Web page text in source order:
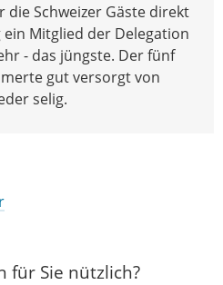
die Schweizer Gäste direkt
ein Mitglied der Delegation
- das jüngste. Der fünf
gut versorgt von
selig.
für Sie nützlich?